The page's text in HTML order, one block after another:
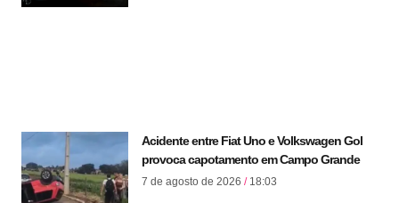
Acidente entre Fiat Uno e Volkswagen Gol
provoca capotamento em Campo Grande
7 de agosto de 2026 18:03